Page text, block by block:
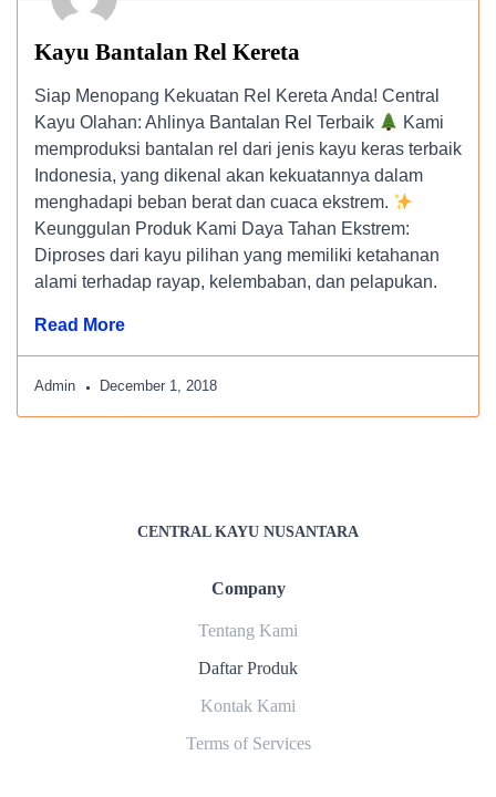
Kayu Bantalan Rel Kereta
Siap Menopang Kekuatan Rel Kereta Anda! Central
Kayu Olahan: Ahlinya Bantalan Rel Terbaik
Kami
memproduksi bantalan rel dari jenis kayu keras terbaik
Indonesia, yang dikenal akan kekuatannya dalam
menghadapi beban berat dan cuaca ekstrem.
Keunggulan Produk Kami Daya Tahan Ekstrem:
Diproses dari kayu pilihan yang memiliki ketahanan
alami terhadap rayap, kelembaban, dan pelapukan.
Read More
Admin December 1, 2018
CENTRAL KAYU NUSANTARA
Company
Tentang Kami
Daftar Produk
Kontak Kami
Terms of Services